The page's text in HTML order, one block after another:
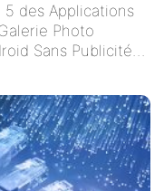
5 des Applications
Photo
Sans Publicités